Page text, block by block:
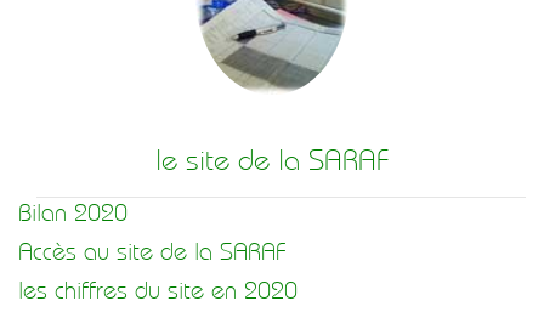
le site de la SARAF
Bilan 2020
Accès au site de la SARAF
les chiffres du site en 2020